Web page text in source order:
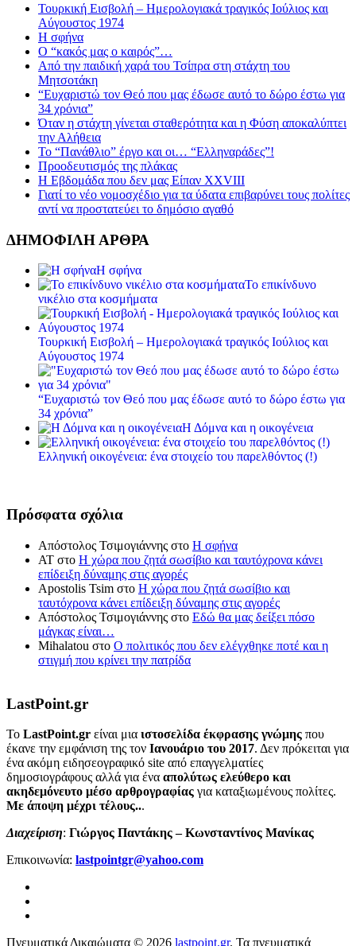
Τουρκική Εισβολή – Ημερολογιακά τραγικός Ιούλιος και
Αύγουστος 1974
Η σφήνα
Ο “κακός μας ο καιρός”…
Από την παιδική χαρά του Τσίπρα στη στάχτη του
Μητσοτάκη
“Ευχαριστώ τον Θεό που μας έδωσε αυτό το δώρο έστω για
34 χρόνια”
Όταν η στάχτη γίνεται σταθερότητα και η Φύση αποκαλύπτει
την Αλήθεια
Το “Πανάθλιο” έργο και οι… “Ελληναράδες”!
Προοδευτισμός της πλάκας
Η Εβδομάδα που δεν μας Είπαν XXVIII
Γιατί το νέο νομοσχέδιο για τα ύδατα επιβαρύνει τους πολίτες
αντί να προστατεύει το δημόσιο αγαθό
ΔΗΜΟΦΙΛΗ ΑΡΘΡΑ
Η σφήνα
Το επικίνδυνο
νικέλιο στα κοσμήματα
Τουρκική Εισβολή – Ημερολογιακά τραγικός Ιούλιος και
Αύγουστος 1974
“Ευχαριστώ τον Θεό που μας έδωσε αυτό το δώρο έστω για
34 χρόνια”
Η Δόμνα και η οικογένεια
Ελληνική οικογένεια: ένα στοιχείο του παρελθόντος (!)
Πρόσφατα σχόλια
Απόστολος Τσιμογιάννης στο Η σφήνα
ΑΤ στο Η χώρα που ζητά σωσίβιο και ταυτόχρονα κάνει
επίδειξη δύναμης στις αγορές
Apostolis Tsim στο Η χώρα που ζητά σωσίβιο και
ταυτόχρονα κάνει επίδειξη δύναμης στις αγορές
Απόστολος Τσιμογιάννης στο Εδώ θα μας δείξει πόσο
μάγκας είναι…
Mihalatou στο Ο πολιτικός που δεν ελέγχθηκε ποτέ και η
στιγμή που κρίνει την πατρίδα
LastPoint.gr
To LastPoint.gr είναι μια ιστοσελίδα έκφρασης γνώμης που
έκανε την εμφάνιση της τον Ιανουάριο του 2017. Δεν πρόκειται για
ένα ακόμη ειδησεογραφικό site από επαγγελματίες
δημοσιογράφους αλλά για ένα απολύτως ελεύθερο και
ακηδεμόνευτο μέσο αρθρογραφίας για καταξιωμένους πολίτες.
Με άποψη μέχρι τέλους...
Διαχείριση: Γιώργος Παντάκης – Κωνσταντίνος Μανίκας
Επικοινωνία: lastpointgr@yahoo.com
Πνευματικά Δικαιώματα © 2026 lastpoint.gr. Τα πνευματικά